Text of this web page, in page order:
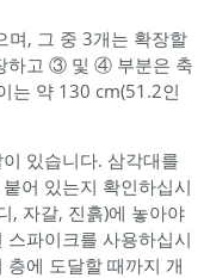
며, 그 중 3개는 확장할
하고 ③ 및 ④ 부분은 축
는 약 130 cm(51.2인
있습니다. 삼각대를
어 있는지 확인하십시
, 자갈, 진흙)에 놓아야
파이크를 사용하십시
에 도달할 때까지 개